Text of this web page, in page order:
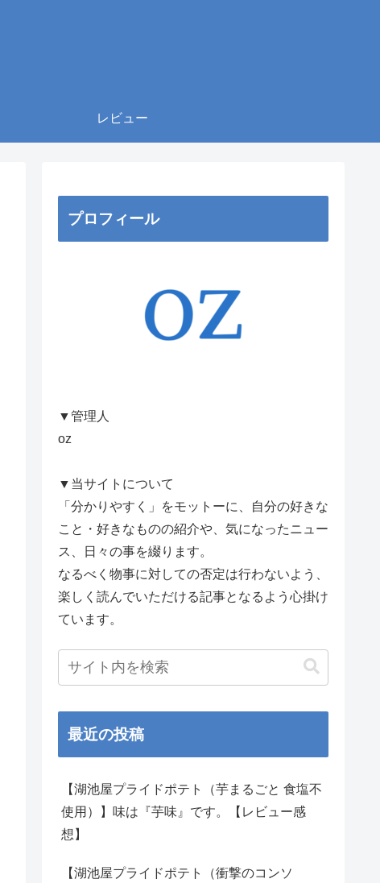
レビュー
プロフィール
▼管理人
oz
▼当サイトについて
「分かりやすく」をモットーに、自分の好きな
こと・好きなものの紹介や、気になったニュー
ス、日々の事を綴ります。
なるべく物事に対しての否定は行わないよう、
楽しく読んでいただける記事となるよう心掛け
ています。
最近の投稿
【湖池屋プライドポテト（芋まるごと 食塩不
使用）】味は『芋味』です。【レビュー感
想】
【湖池屋プライドポテト（衝撃のコンソ